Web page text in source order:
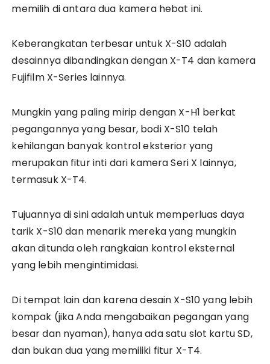
memilih di antara dua kamera hebat ini.
Keberangkatan terbesar untuk X-S10 adalah
desainnya dibandingkan dengan X-T4 dan kamera
Fujifilm X-Series lainnya.
Mungkin yang paling mirip dengan X-H1 berkat
pegangannya yang besar, bodi X-S10 telah
kehilangan banyak kontrol eksterior yang
merupakan fitur inti dari kamera Seri X lainnya,
termasuk X-T4.
Tujuannya di sini adalah untuk memperluas daya
tarik X-S10 dan menarik mereka yang mungkin
akan ditunda oleh rangkaian kontrol eksternal
yang lebih mengintimidasi.
Di tempat lain dan karena desain X-S10 yang lebih
kompak (jika Anda mengabaikan pegangan yang
besar dan nyaman), hanya ada satu slot kartu SD,
dan bukan dua yang memiliki fitur X-T4.